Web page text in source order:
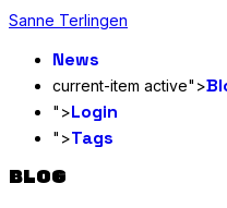
Sanne Terlingen
News
current-item active">
">Login
">Tags
BLOG